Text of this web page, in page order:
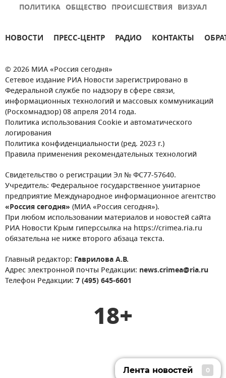
ПОЛИТИКА ОБЩЕСТВО ПРОИСШЕСТВИЯ ВИЗУАЛ
НОВОСТИ ПРЕСС-ЦЕНТР РАДИО КОНТАКТЫ
© 2026 МИА «Россия сегодня»
Сетевое издание РИА Новости зарегистрировано в
Федеральной службе по надзору в сфере связи,
информационных технологий и массовых коммуникаций
(Роскомнадзор) 08 апреля 2014 года.
Политика использования Cookie и автоматического
логирования
Политика конфиденциальности (ред. 2023 г.)
Правила применения рекомендательных технологий
Свидетельство о регистрации Эл № ФС77-57640.
Учредитель: Федеральное государственное унитарное
предприятие Международное информационное агентство
«Россия сегодня» (МИА «Россия сегодня»).
При любом использовании материалов и новостей сайта
РИА Новости Крым гиперссылка на https://crimea.ria.ru
обязательна не ниже второго абзаца текста.
Главный редактор: Гаврилова А.В.
Адрес электронной почты Редакции: news.crimea@ria.ru
Телефон Редакции: 7 (495) 645-6601
18+
Лента новостей 0